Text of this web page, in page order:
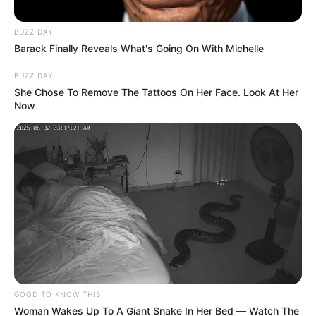
Suministrada
La comunidad de Los Santos pide a la entidad
gubernamental que se cumpla con los acuerdos
pactados.
Por: Edna Catalina Porras Pico
Julio 25, 2025
BUZZ DAY
Barack Finally Reveals What's Going On With Michelle
BUZZ DAY
She Chose To Remove The Tattoos On Her Face. Look At Her
Now
GOOD TO KNOW THIS
Woman Wakes Up To A Giant Snake In Her Bed — Watch The